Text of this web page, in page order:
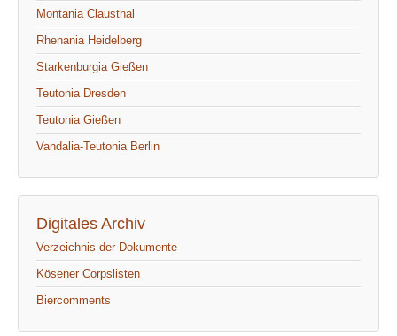
Montania Clausthal
Rhenania Heidelberg
Starkenburgia Gießen
Teutonia Dresden
Teutonia Gießen
Vandalia-Teutonia Berlin
Digitales Archiv
Verzeichnis der Dokumente
Kösener Corpslisten
Biercomments